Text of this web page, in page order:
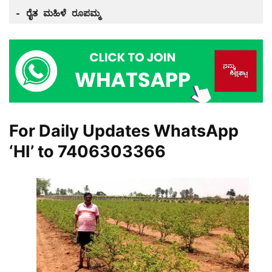
- ರೈತ ಮಹಿಳೆ ರೂಪಮ್ಮ
For Daily Updates WhatsApp
‘HI’ to 7406303366